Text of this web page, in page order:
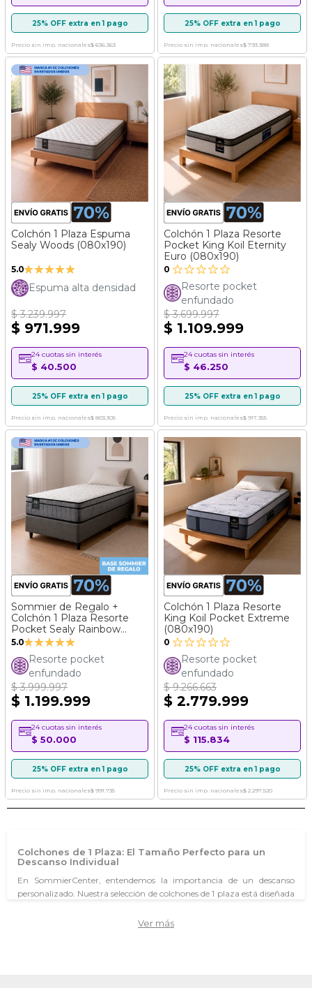
25% OFF extra en 1 pago
Precio sin imp. nacionales$ 636.363
25% OFF extra en 1 pago
Precio sin imp. nacionales$ 793.388
Colchón 1 Plaza Espuma
Sealy Woods (080x190)
5.0Valoración:
100%
Espuma alta densidad
$ 3.239.997
$ 971.999
24 cuotas sin interés
$ 40.500
25% OFF extra en 1 pago
Precio sin imp. nacionales$ 803.305
Colchón 1 Plaza Resorte
Pocket King Koil Eternity
Euro (080x190)
0
Resorte pocket
enfundado
$ 3.699.997
$ 1.109.999
24 cuotas sin interés
$ 46.250
25% OFF extra en 1 pago
Precio sin imp. nacionales$ 917.355
Sommier de Regalo +
Colchón 1 Plaza Resorte
Pocket Sealy Rainbow
(080x190)
5.0Valoración:
100%
Resorte pocket
enfundado
$ 3.999.997
$ 1.199.999
24 cuotas sin interés
$ 50.000
25% OFF extra en 1 pago
Precio sin imp. nacionales$ 991.735
Colchón 1 Plaza Resorte
King Koil Pocket Extreme
(080x190)
0
Resorte pocket
enfundado
$ 9.266.663
$ 2.779.999
24 cuotas sin interés
$ 115.834
25% OFF extra en 1 pago
Precio sin imp. nacionales$ 2.297.520
Colchones de 1 Plaza: El Tamaño Perfecto para un
Descanso Individual
En SommierCenter, entendemos la importancia de un descanso
personalizado. Nuestra selección de colchones de 1 plaza está diseñada
variedad de materiales y tecnologías, garantizamos que cada noche
Ver más